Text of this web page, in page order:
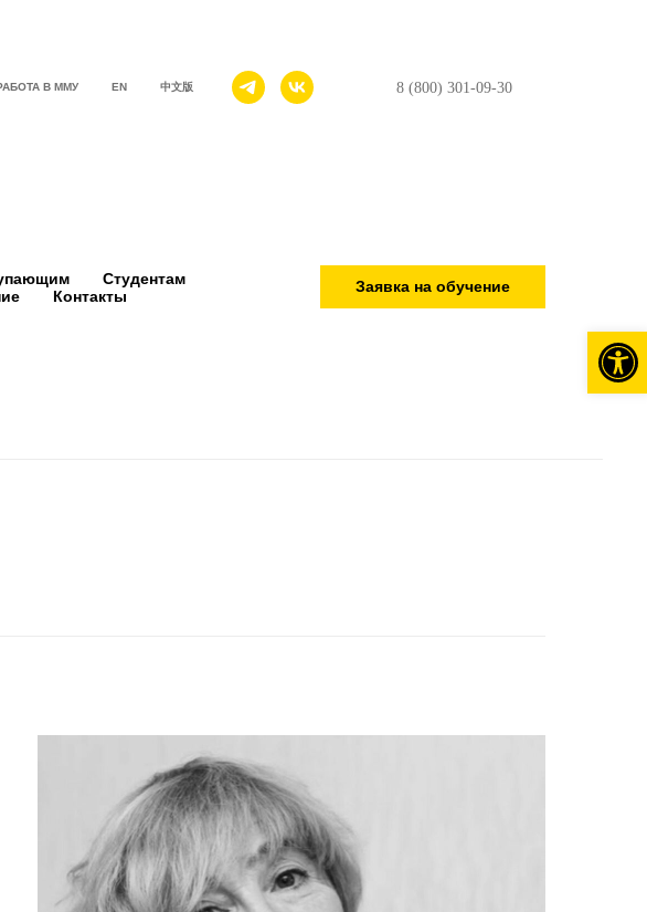
В ММУ EN 中文版 8 (800) 301-09-30
Студентам
Контакты
Заявка на обучение